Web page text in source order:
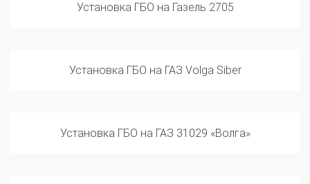
Установка ГБО на Газель 2705
Установка ГБО на ГАЗ Volga Siber
Установка ГБО на ГАЗ 31029 «Волга»